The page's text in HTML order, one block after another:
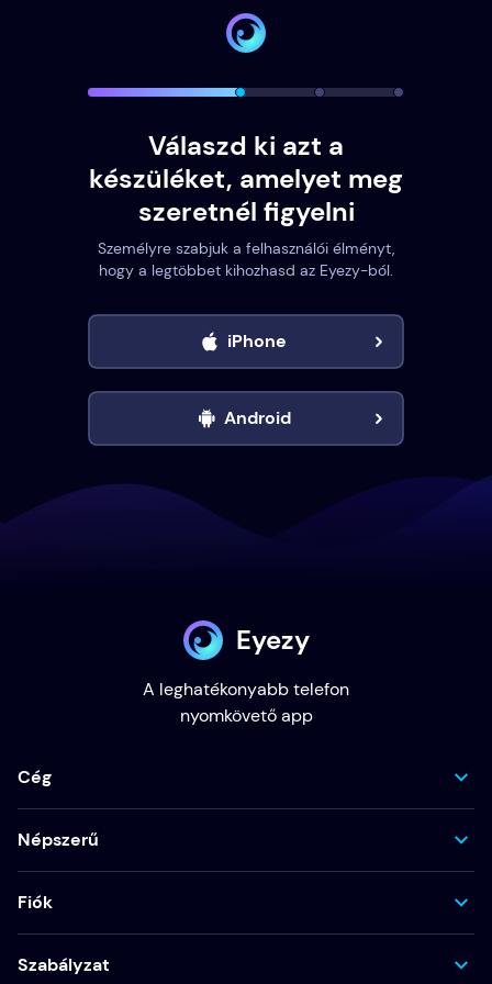
Válaszd ki azt a
készüléket, amelyet meg
szeretnél figyelni
Személyre szabjuk a felhasználói élményt,
hogy a legtöbbet kihozhasd az Eyezy-ból.
iPhone
Android
Eyezy
A leghatékonyabb telefon
nyomkövető app
Cég
Népszerű
Fiók
Szabályzat